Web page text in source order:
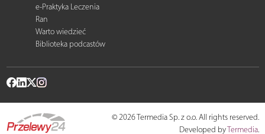
e-Praktyka Leczenia
Ran
Warto wiedzieć
Biblioteka podcastów
© 2026 Termedia Sp. z o.o. All rights reserved.
Developed byTermedia.